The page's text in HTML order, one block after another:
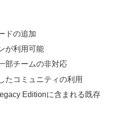
ドの追加
が利用可能
部チームの非対応
たコミュニティの利用
Editionに含まれる既存